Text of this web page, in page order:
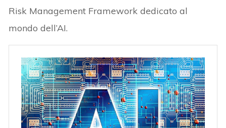
Risk Management Framework dedicato al
mondo dell’AI.